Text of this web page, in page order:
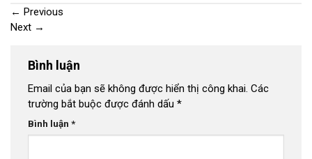
← Previous
Next →
Bình luận
Email của bạn sẽ không được hiển thị công khai. Các
trường bắt buộc được đánh dấu *
Bình luận *